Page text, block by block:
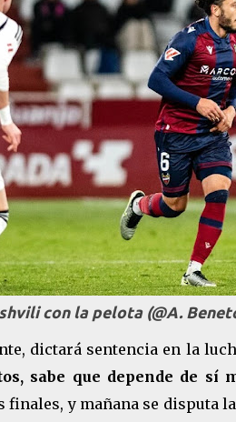
con la pelota (@A.
dictará sentencia en la
sabe que depende de sí
finales, y mañana se disputa